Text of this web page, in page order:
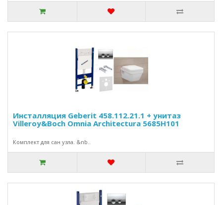
Инсталляция Geberit 458.112.21.1 + унитаз
Villeroy&Boch Omnia Architectura 5685H101
Комплект для сан узла. &nb..